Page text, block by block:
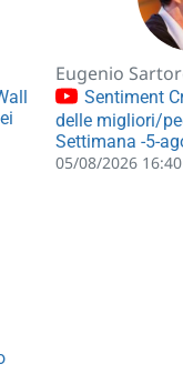
Eugenio
Sentiment
delle migliori/
Settimana -5-
05/08/2026 16:40